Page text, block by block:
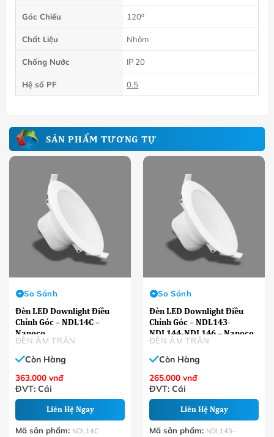
Góc Chiếu 120⁰
Chất Liệu Nhôm
Chống Nước IP 20
Hệ số PF 0.5
SẢN PHẨM TƯƠNG TỰ
ĐÈN ÂM TRÂN
Đèn LED Downlight Điều
Chỉnh Góc – NDL14C –
Nanoco
So Sánh
Còn Hàng
363.000 vnđ
ĐVT: Cái
Liên Hệ Ngay
Mã sản phẩm: NDL14C
ĐÈN ÂM TRÂN
Đèn LED Downlight Điều
Chỉnh Góc – NDL143-
NDL144-NDL146 – Nanoco
So Sánh
Còn Hàng
265.000 vnđ
ĐVT: Cái
Liên Hệ Ngay
Mã sản phẩm: NDL143-